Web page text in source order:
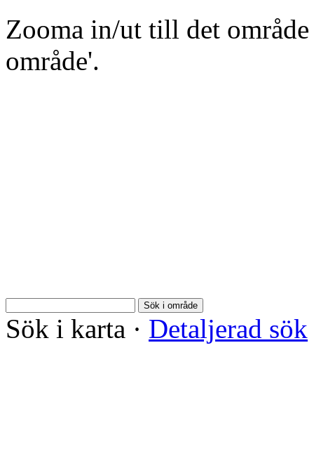
Zooma in/ut till det
område'.
Sök i område
Sök i karta · Detaljerad sök